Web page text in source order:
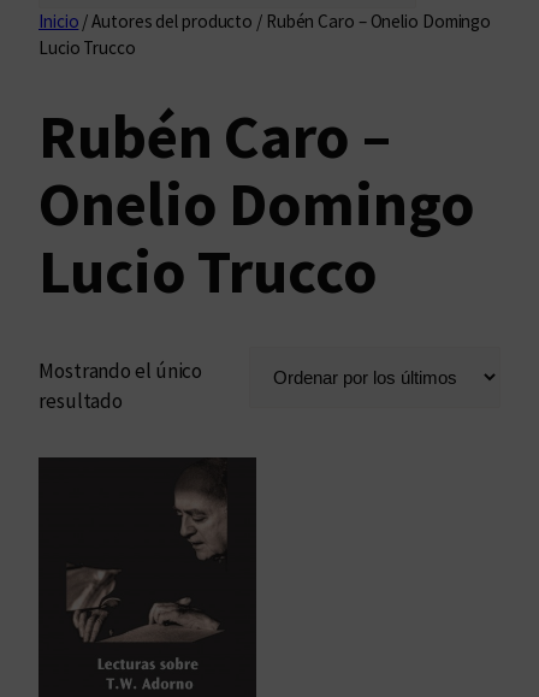
s
c
r
Inicio / Autores del producto / Rubén Caro – Onelio Domingo
Lucio Trucco
Rubén Caro –
Onelio Domingo
Lucio Trucco
Mostrando el único
resultado